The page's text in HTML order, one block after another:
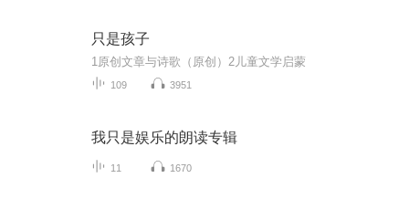
只是孩子
1原创文章与诗歌（原创）2儿童文学启蒙
109 3951
我只是娱乐的朗读专辑
11 1670